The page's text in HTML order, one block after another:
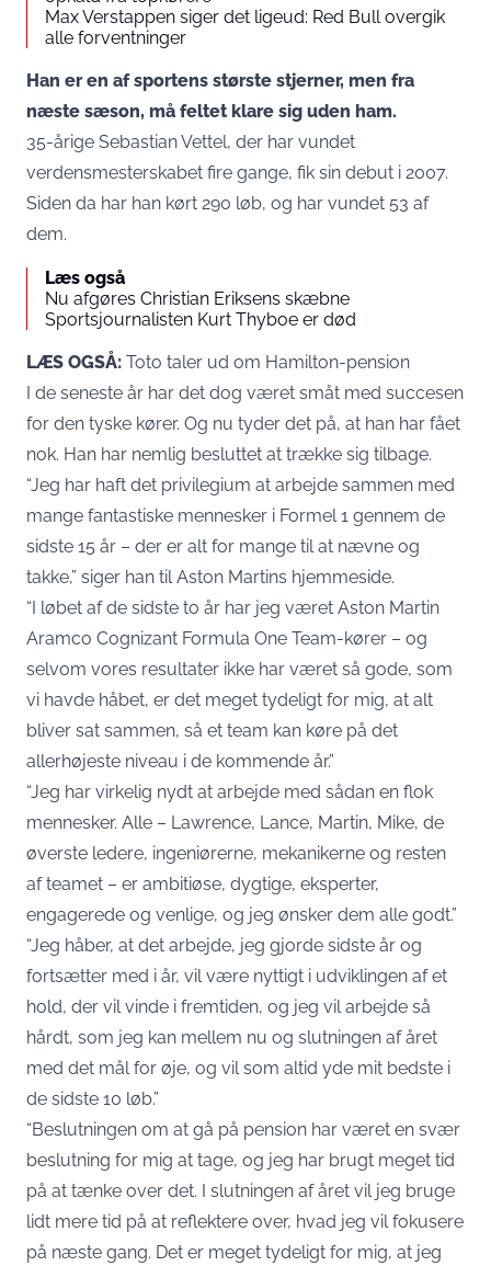
Max Verstappen siger det ligeud: Red Bull overgik
alle forventninger
Han er en af sportens største stjerner, men fra
næste sæson, må feltet klare sig uden ham.
35-årige Sebastian Vettel, der har vundet
verdensmesterskabet fire gange, fik sin debut i 2007.
Siden da har han kørt 290 løb, og har vundet 53 af
dem.
Læs også
Nu afgøres Christian Eriksens skæbne
Sportsjournalisten Kurt Thyboe er død
LÆS OGSÅ: Toto taler ud om Hamilton-pension
I de seneste år har det dog været småt med succesen
for den tyske kører. Og nu tyder det på, at han har fået
nok. Han har nemlig besluttet at trække sig tilbage.
“Jeg har haft det privilegium at arbejde sammen med
mange fantastiske mennesker i Formel 1 gennem de
sidste 15 år – der er alt for mange til at nævne og
takke,” siger han til Aston Martins hjemmeside.
“I løbet af de sidste to år har jeg været Aston Martin
Aramco Cognizant Formula One Team-kører – og
selvom vores resultater ikke har været så gode, som
vi havde håbet, er det meget tydeligt for mig, at alt
bliver sat sammen, så et team kan køre på det
allerhøjeste niveau i de kommende år.”
“Jeg har virkelig nydt at arbejde med sådan en flok
mennesker. Alle – Lawrence, Lance, Martin, Mike, de
øverste ledere, ingeniørerne, mekanikerne og resten
af ​​teamet – er ambitiøse, dygtige, eksperter,
engagerede og venlige, og jeg ønsker dem alle godt.”
“Jeg håber, at det arbejde, jeg gjorde sidste år og
fortsætter med i år, vil være nyttigt i udviklingen af ​​et
hold, der vil vinde i fremtiden, og jeg vil arbejde så
hårdt, som jeg kan mellem nu og slutningen af ​​året
med det mål for øje, og vil som altid yde mit bedste i
de sidste 10 løb.”
“Beslutningen om at gå på pension har været en svær
beslutning for mig at tage, og jeg har brugt meget tid
på at tænke over det. I slutningen af ​​året vil jeg bruge
lidt mere tid på at reflektere over, hvad jeg vil fokusere
på næste gang. Det er meget tydeligt for mig, at jeg